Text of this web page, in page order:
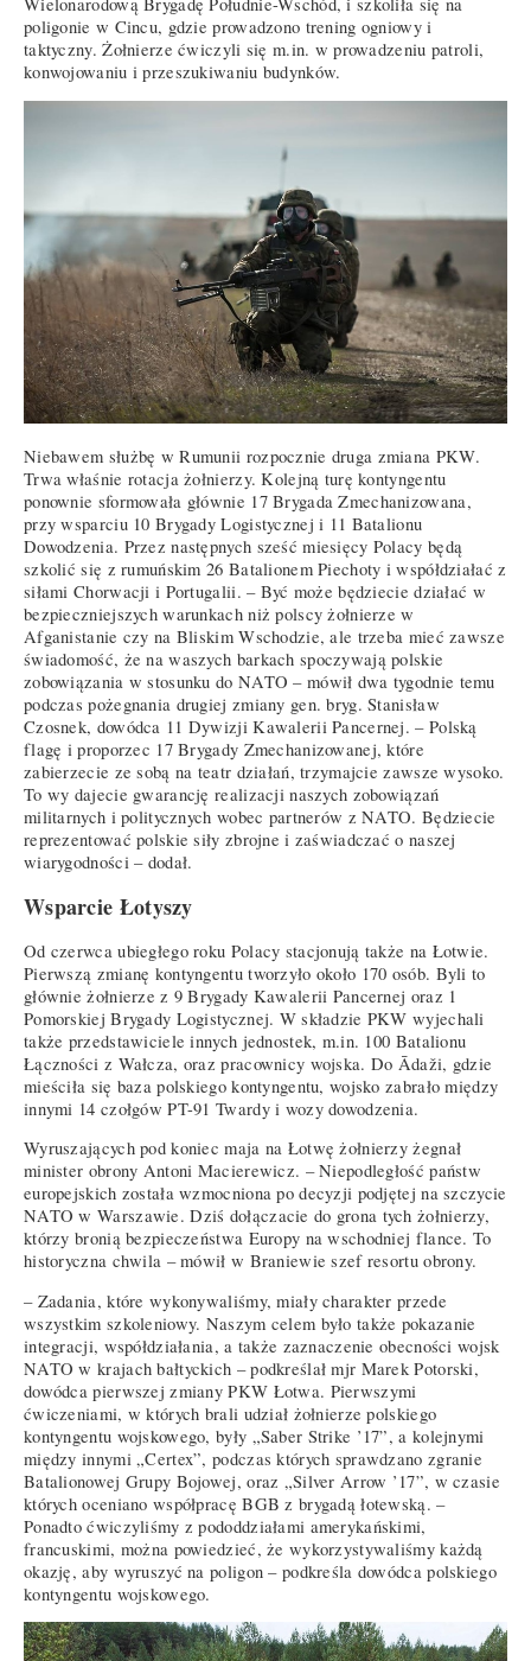
poligonie w Cincu, gdzie prowadzono trening ogniowy i
taktyczny. Żołnierze ćwiczyli się m.in. w prowadzeniu patroli,
konwojowaniu i przeszukiwaniu budynków.
Niebawem służbę w Rumunii rozpocznie druga zmiana PKW.
Trwa właśnie rotacja żołnierzy. Kolejną turę kontyngentu
ponownie sformowała głównie 17 Brygada Zmechanizowana,
przy wsparciu 10 Brygady Logistycznej i 11 Batalionu
Dowodzenia. Przez następnych sześć miesięcy Polacy będą
szkolić się z rumuńskim 26 Batalionem Piechoty i współdziałać z
siłami Chorwacji i Portugalii. – Być może będziecie działać w
bezpieczniejszych warunkach niż polscy żołnierze w
Afganistanie czy na Bliskim Wschodzie, ale trzeba mieć zawsze
świadomość, że na waszych barkach spoczywają polskie
zobowiązania w stosunku do NATO – mówił dwa tygodnie temu
podczas pożegnania drugiej zmiany gen. bryg. Stanisław
Czosnek, dowódca 11 Dywizji Kawalerii Pancernej. – Polską
flagę i proporzec 17 Brygady Zmechanizowanej, które
zabierzecie ze sobą na teatr działań, trzymajcie zawsze wysoko.
To wy dajecie gwarancję realizacji naszych zobowiązań
militarnych i politycznych wobec partnerów z NATO. Będziecie
reprezentować polskie siły zbrojne i zaświadczać o naszej
wiarygodności – dodał.
Wsparcie Łotyszy
Od czerwca ubiegłego roku Polacy stacjonują także na Łotwie.
Pierwszą zmianę kontyngentu tworzyło około 170 osób. Byli to
głównie żołnierze z 9 Brygady Kawalerii Pancernej oraz 1
Pomorskiej Brygady Logistycznej. W składzie PKW wyjechali
także przedstawiciele innych jednostek, m.in. 100 Batalionu
Łączności z Wałcza, oraz pracownicy wojska. Do Ādaži, gdzie
mieściła się baza polskiego kontyngentu, wojsko zabrało między
innymi 14 czołgów PT-91 Twardy i wozy dowodzenia.
Wyruszających pod koniec maja na Łotwę żołnierzy żegnał
minister obrony Antoni Macierewicz. – Niepodległość państw
europejskich została wzmocniona po decyzji podjętej na szczycie
NATO w Warszawie. Dziś dołączacie do grona tych żołnierzy,
którzy bronią bezpieczeństwa Europy na wschodniej flance. To
historyczna chwila – mówił w Braniewie szef resortu obrony.
– Zadania, które wykonywaliśmy, miały charakter przede
wszystkim szkoleniowy. Naszym celem było także pokazanie
integracji, współdziałania, a także zaznaczenie obecności wojsk
NATO w krajach bałtyckich – podkreślał mjr Marek Potorski,
dowódca pierwszej zmiany PKW Łotwa. Pierwszymi
ćwiczeniami, w których brali udział żołnierze polskiego
kontyngentu wojskowego, były „Saber Strike ’17”, a kolejnymi
między innymi „Certex”, podczas których sprawdzano zgranie
Batalionowej Grupy Bojowej, oraz „Silver Arrow ’17”, w czasie
których oceniano współpracę BGB z brygadą łotewską. –
Ponadto ćwiczyliśmy z pododdziałami amerykańskimi,
francuskimi, można powiedzieć, że wykorzystywaliśmy każdą
okazję, aby wyruszyć na poligon – podkreśla dowódca polskiego
kontyngentu wojskowego.